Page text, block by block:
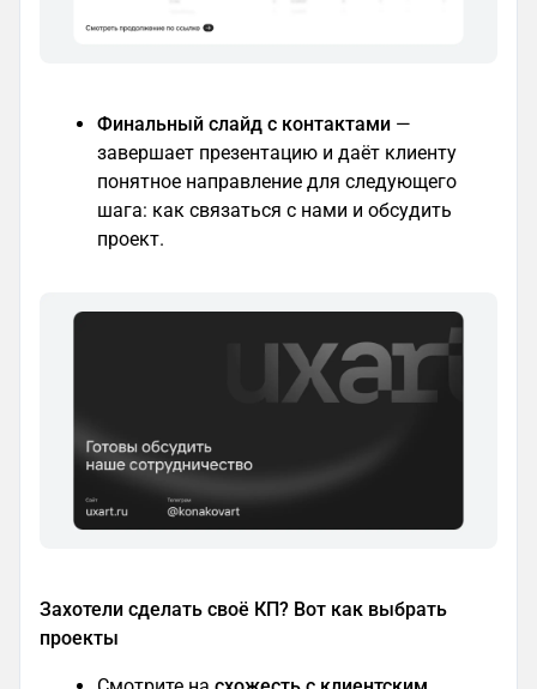
Финальный слайд с контактами —
завершает презентацию и даёт клиенту
понятное направление для следующего
шага: как связаться с нами и обсудить
проект.
Захотели сделать своё КП? Вот как выбрать
проекты